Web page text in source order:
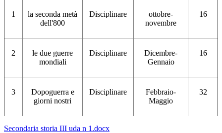
1
la seconda metà
dell'800
Disciplinare
ottobre-
novembre
16
2
le due guerre
mondiali
Disciplinare
Dicembre-
Gennaio
16
3
Dopoguerra e
giorni nostri
Disciplinare
Febbraio-
Maggio
32
Secondaria storia III uda n 1.docx